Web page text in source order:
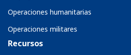
Operaciones humanitarias
Operaciones militares
Recursos